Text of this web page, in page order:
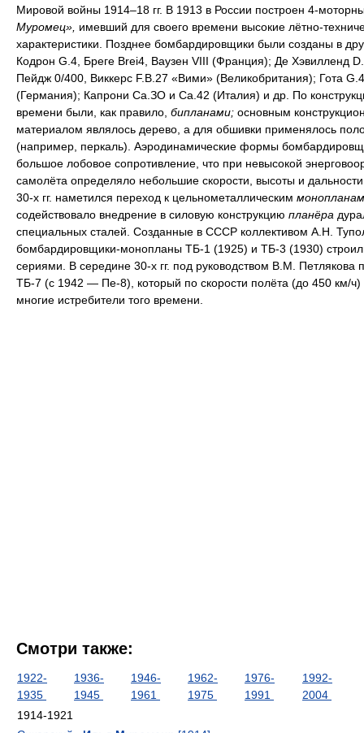
Мировой войны 1914–18 гг. В 1913 в России построен 4-
Муромец», имевший для своего времени высокие лётно-
характеристики. Позднее бомбардировщики были созданы в
Кодрон G.4, Бреге Brei4, Ваузен VIII (Франция); Де Хэвилленд
Пейдж 0/400, Виккерс F.B.27 «Вими» (Великобритания); Гота
(Германия); Капрони Са.ЗО и Са.42 (Италия) и др. По
времени были, как правило, бипланами; основным
материалом являлось дерево, а для обшивки применялось
(например, перкаль). Аэродинамические формы
большое лобовое сопротивление, что при невысокой
самолёта определяло небольшие скорости, высоты и
30-х гг. наметился переход к цельнометаллическим
содействовало внедрение в силовую конструкцию планёра
специальных сталей. Созданные в СССР коллективом А.Н.
бомбардировщики-монопланы ТБ-1 (1925) и ТБ-3 (1930)
сериями. В середине 30-х гг. под руководством В.М. Петлякова
ТБ-7 (с 1942 — Пе-8), который по скорости полёта (до 450 км/ч)
многие истребители того времени.
Смотри также:
1922-
1935
1936-
1945
1946-
1961
1962-
1975
1976-
1991
1992-
2004
1914-1921